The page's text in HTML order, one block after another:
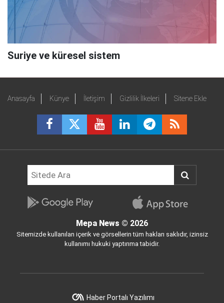
Suriye ve küresel sistem
Anasayfa Künye İletişim Gizlilik İlkeleri Sitene Ekle
Mepa News © 2026
Sitemizde kullanılan içerik ve görsellerin tüm hakları saklıdır, izinsiz
kullanımı hukuki yaptırıma tabidir.
Haber Portalı Yazılımı